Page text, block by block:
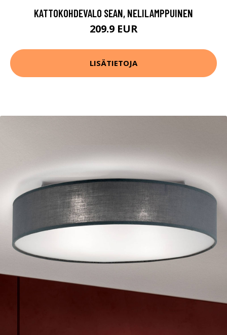
KATTOKOHDEVALO SEAN, NELILAMPPUINEN
209.9 EUR
LISÄTIETOJA